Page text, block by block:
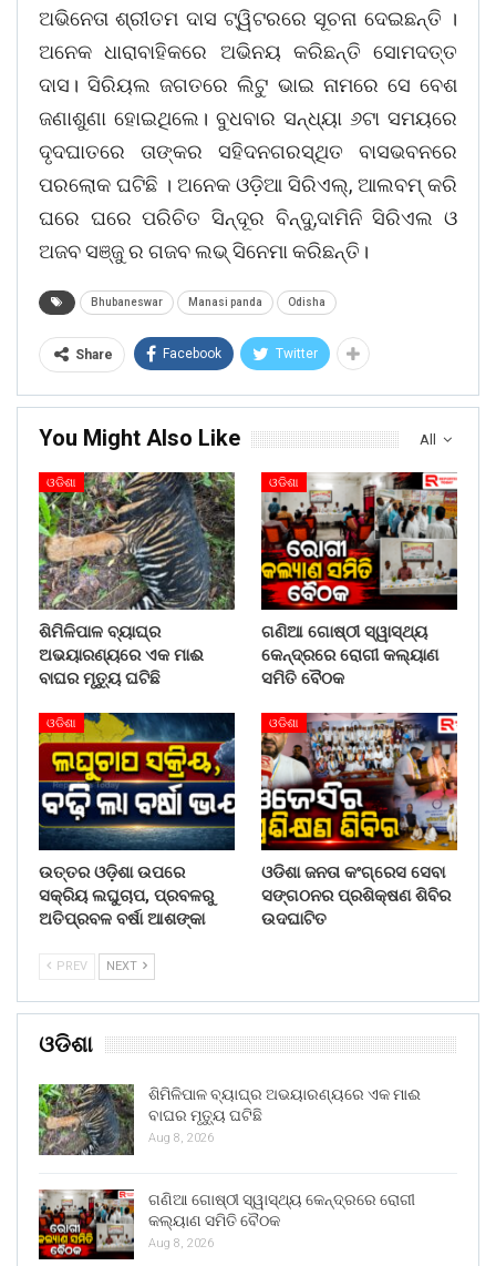
ଅଭିନେତା ଶ୍ରୀତମ ଦାସ ଟ୍ୱିଟରରେ ସୂଚନା ଦେଇଛନ୍ତି ।
ଅନେକ ଧାରାବାହିକରେ ଅଭିନୟ କରିଛନ୍ତି ସୋମଦତ୍ତ
ଦାସ। ସିରିୟଲ ଜଗତରେ ଲିଟୁ ଭାଇ ନାମରେ ସେ ବେଶ
ଜଣାଶୁଣା ହୋଇଥିଲେ। ବୁଧବାର ସନ୍ଧ୍ୟା ୬ଟା ସମୟରେ
ଦୃଦଘାତରେ ତାଙ୍କର ସହିଦନଗରସ୍ଥିତ ବାସଭବନରେ
ପରଲୋକ ଘଟିଛି । ଅନେକ ଓଡ଼ିଆ ସିରିଏଲ୍, ଆଲବମ୍ କରି
ଘରେ ଘରେ ପରିଚିତ ସିନ୍ଦୂର ବିନ୍ଦୁ,ଦାମିନି ସିରିଏଲ ଓ
ଅଜବ ସଞ୍ଜୁ ର ଗଜବ ଲଭ୍ ସିନେମା କରିଛନ୍ତି।
Bhubaneswar Manasi panda Odisha
Share Facebook Twitter
All
You Might Also Like
ଓଡିଶା
ଶିମିଳିପାଳ ବ୍ୟାଘ୍ର
ଅଭୟାରଣ୍ୟରେ ଏକ ମାଈ
ବାଘର ମୃତ୍ୟୁ ଘଟିଛି
ଓଡିଶା
ଗଣିଆ ଗୋଷ୍ଠୀ ସ୍ୱାସ୍ଥ୍ୟ
କେନ୍ଦ୍ରରେ ରୋଗୀ କଲ୍ୟାଣ
ସମିତି ବୈଠକ
ଓଡିଶା
ଉତ୍ତର ଓଡ଼ିଶା ଉପରେ
ସକ୍ରିୟ ଲଘୁଚାପ, ପ୍ରବଳରୁ
ଅତିପ୍ରବଳ ବର୍ଷା ଆଶଙ୍କା
ଓଡିଶା
ଓଡିଶା ଜନତା କଂଗ୍ରେସ ସେବା
ସଙ୍ଗଠନର ପ୍ରଶିକ୍ଷଣ ଶିବିର
ଉଦଘାଟିତ
PREV NEXT
ଓଡିଶା
ଶିମିଳିପାଳ ବ୍ୟାଘ୍ର ଅଭୟାରଣ୍ୟରେ ଏକ ମାଈ
ବାଘର ମୃତ୍ୟୁ ଘଟିଛି
Aug 8, 2026
ଗଣିଆ ଗୋଷ୍ଠୀ ସ୍ୱାସ୍ଥ୍ୟ କେନ୍ଦ୍ରରେ ରୋଗୀ
କଲ୍ୟାଣ ସମିତି ବୈଠକ
Aug 8, 2026